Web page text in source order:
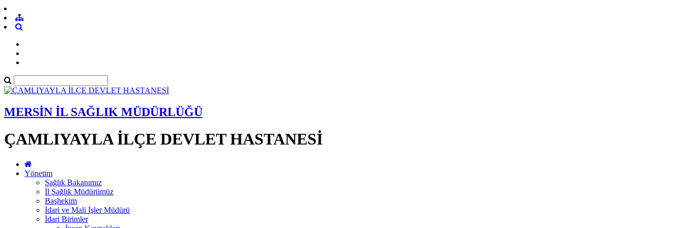
MERSİN İL SAĞLIK MÜDÜRLÜĞÜ
ÇAMLIYAYLA İLÇE DEVLET HASTANESİ
Yönetim
Sağlık Bakanımız
İl Sağlık Müdürümüz
Başhekim
İdari ve Mali İşler Müdürü
İdari Birimler